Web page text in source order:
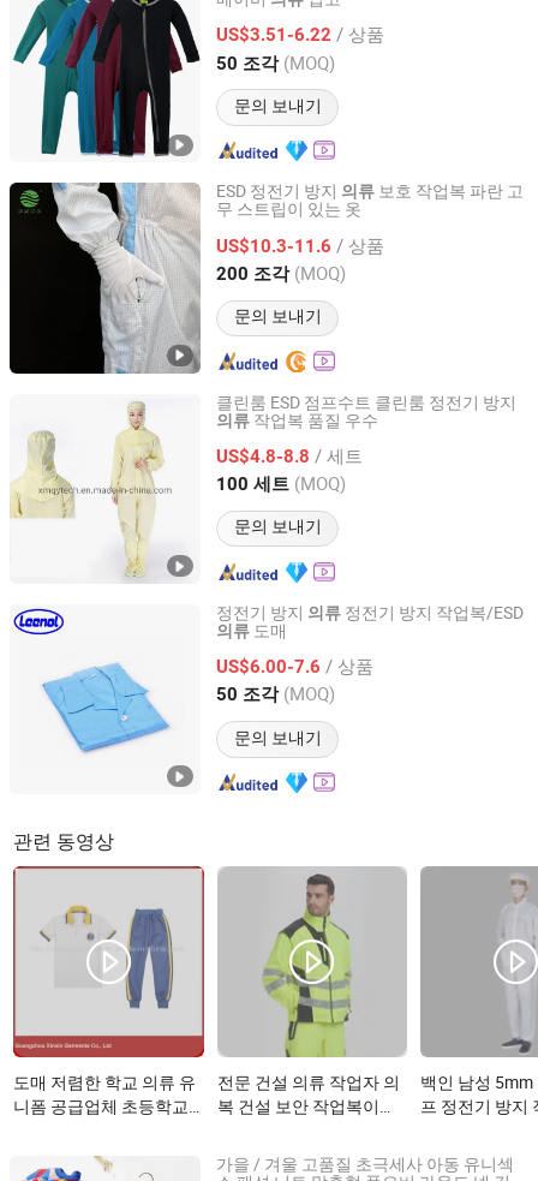
US$3.51-6.22 / 상품
50 조각 (MOQ)
문의 보내기
Keenago Holdings Limited
Shanghai, China 이후 2007
ESD 정전기 방지 의류 보호 작업복 파란 고
무 스트립이 있는 옷
US$10.3-11.6 / 상품
200 조각 (MOQ)
문의 보내기
Suzhou Jingshang Jingmei Electronic Technology Co.,
Jiangsu, China
클린룸 ESD 점프수트 클린룸 정전기 방지
의류 작업복 품질 우수
US$4.8-8.8 / 세트
100 세트 (MOQ)
문의 보내기
Xiamen Qianyu Technology Co., Ltd.
Fujian, China 이후 2019
정전기 방지 의류 정전기 방지 작업복/ESD
의류 도매
US$6.00-7.6 / 상품
50 조각 (MOQ)
문의 보내기
Shanghai Leenol Industrial Co., Ltd.
Shanghai, China 이후 2018
관련 동영상
도매 저렴한 학교 의류 유
니폼 공급업체 초등학교
(가) 무엇인가요?
전문 건설 의류 작업자 의
복 건설 보안 작업복이
백인 남성
프 정전기 방지
이(가) 무엇인
가을 / 겨울 고품질 초극세사 아동 유니섹